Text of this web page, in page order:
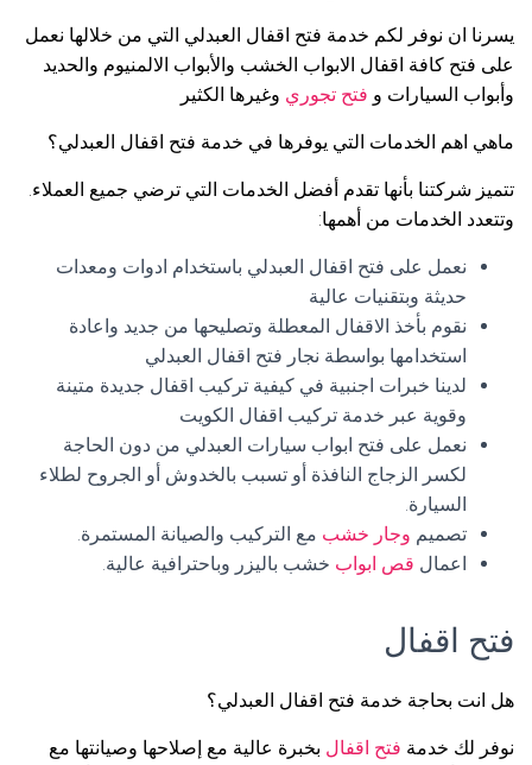
يسرنا ان نوفر لكم خدمة فتح اقفال العبدلي التي من خلالها نعمل
على فتح كافة اقفال الابواب الخشب والأبواب الالمنيوم والحديد
وأبواب السيارات و فتح تجوري وغيرها الكثير
ماهي اهم الخدمات التي يوفرها في خدمة فتح اقفال العبدلي؟
تتميز شركتنا بأنها تقدم أفضل الخدمات التي ترضي جميع العملاء.
وتتعدد الخدمات من أهمها:
نعمل على فتح اقفال العبدلي باستخدام ادوات ومعدات
حديثة وبتقنيات عالية
نقوم بأخذ الاقفال المعطلة وتصليحها من جديد واعادة
استخدامها بواسطة نجار فتح اقفال العبدلي
لدينا خبرات اجنبية في كيفية تركيب اقفال جديدة متينة
وقوية عبر خدمة تركيب اقفال الكويت
نعمل على فتح ابواب سيارات العبدلي من دون الحاجة
لكسر الزجاج النافذة أو تسبب بالخدوش أو الجروح لطلاء
السيارة.
تصميم وجار خشب مع التركيب والصيانة المستمرة.
اعمال قص ابواب خشب باليزر وباحترافية عالية.
فتح اقفال
هل انت بحاجة خدمة فتح اقفال العبدلي؟
نوفر لك خدمة فتح اقفال بخبرة عالية مع إصلاحها وصيانتها مع